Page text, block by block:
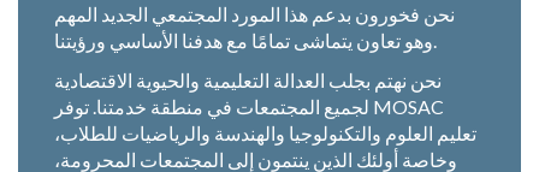
نحن فخورون بدعم هذا المورد المجتمعي الجديد المهم
نحن نهتم بجلب العدالة التعليمية والحيوية الاقتصادية
لجميع المجتمعات في منطقة خدمتنا. توفر MOSAC
تعليم العلوم والتكنولوجيا والهندسة والرياضيات للطلاب،
وخاصة أولئك الذين ينتمون إلى المجتمعات المحرومة،